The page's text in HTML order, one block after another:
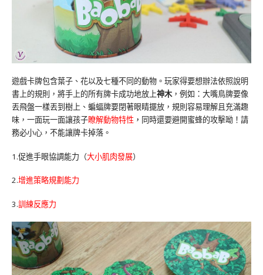
遊戲卡牌包含葉子、花以及七種不同的動物。玩家得要想辦法依照說明
書上的規則，將手上的所有牌卡成功地放上神木，例如：大嘴鳥牌要像
丟飛盤一樣丟到樹上、蝙蝠牌要閉著眼睛擺放，規則容易理解且充滿趣
味，一面玩一面讓孩子瞭解動物特性 ， 同時還要避開蜜蜂的攻擊呦！請
務必小心，不能讓牌卡掉落。
1.促進手眼協調能力（大小肌肉發展）
2.增進策略規劃能力
3.訓練反應力